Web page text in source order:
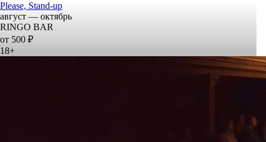
Please, Stand-up
август — октябрь
RINGO BAR
от 500 ₽
18+